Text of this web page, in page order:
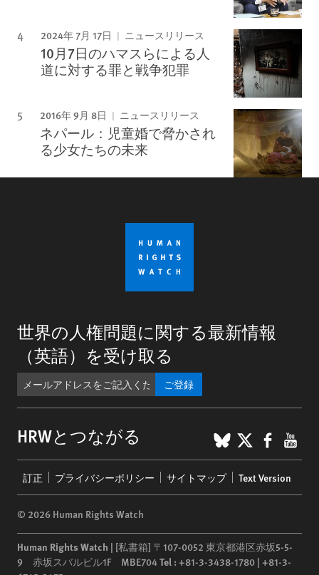
2024年 7月 17日 ニュースリリース
10月7日のハマスらによる人
道に対する罪と戦争犯罪
2016年 9月 8日 ニュースリリース
ネパール：児童婚で脅かされ
る少女たちの未来
世界の人権問題に関する最新情報
（英語）を受け取る
ご登録
HRWとつながる BlueSky
X
menu
訂正 プライバシーポリシー サイトマップ Text Version
© 2026 Human Rights Watch
Human Rights Watch | [私書箱] 〒107-0052 東京都港区赤坂5-5-
9 赤坂スバルビル1F MBE704Tel :+81-3-3438-1780 | +81-3-